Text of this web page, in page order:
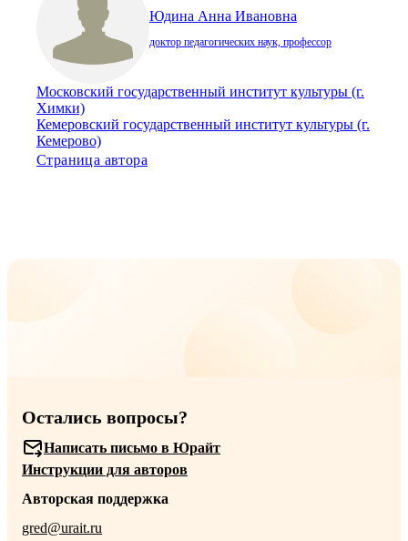
Юдина Анна Ивановна
доктор педагогических наук, профессор
Московский государственный институт культуры (г.
Химки)
Кемеровский государственный институт культуры (г.
Кемерово)
Страница автора
Остались вопросы?
Написать письмо в Юрайт
Инструкции для авторов
Авторская поддержка
gred@urait.ru